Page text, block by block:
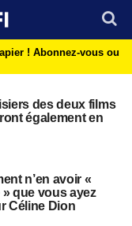
! Abonnez-vous ou
des deux films
également en
n’en avoir «
que vous ayez
Céline Dion